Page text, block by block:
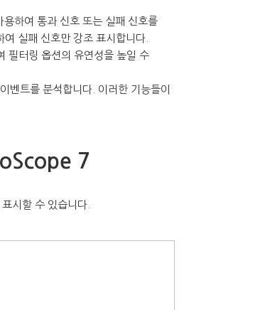
하여 통과 신호 또는 실패 신호를
실패 신호만 강조 표시합니다.
필터링 옵션의 유연성을 높일 수
트를 분석합니다. 이러한 기능들이
7
시할 수 있습니다.